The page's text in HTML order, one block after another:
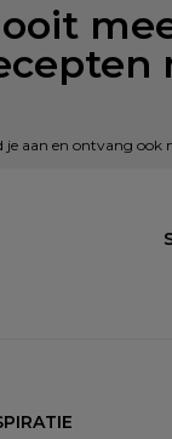
je aan en ontvang ook